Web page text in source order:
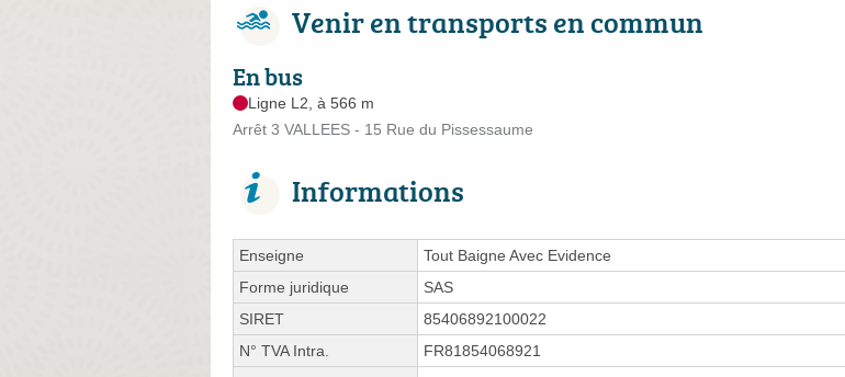
Venir en transports en commun
En bus
Ligne L2, à 566 m
Arrêt 3 VALLEES - 15 Rue du Pissessaume
Informations
Enseigne
Tout Baigne Avec Evidence
Forme juridique
SAS
SIRET
85406892100022
N° TVA Intra.
FR81854068921